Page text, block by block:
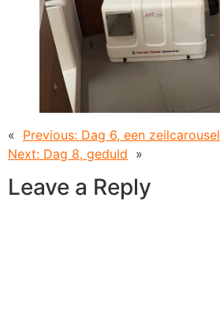
« Previous: Dag 6, een zeilcarousel
Next: Dag 8, geduld »
Leave a Reply